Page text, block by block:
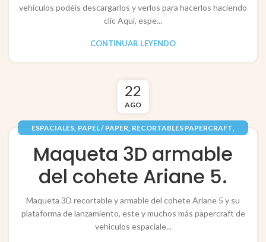
vehículos podéis descargarlos y verlos para hacerlos haciendo
clic Aquí, espe...
CONTINUAR LEYENDO
22
AGO
ESPACIALES, PAPEL / PAPER, RECORTABLES PAPERCRAFT,
Maqueta 3D armable
del cohete Ariane 5.
Maqueta 3D recortable y armable del cohete Ariane 5 y su
plataforma de lanzamiento, este y muchos más papercraft de
vehículos espaciale...